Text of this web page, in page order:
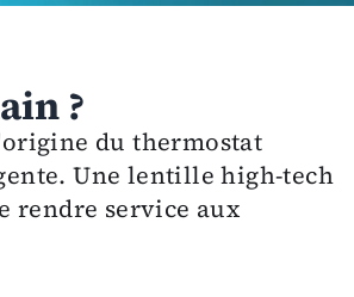
?
du thermostat
Une lentille high-tech
rendre service aux